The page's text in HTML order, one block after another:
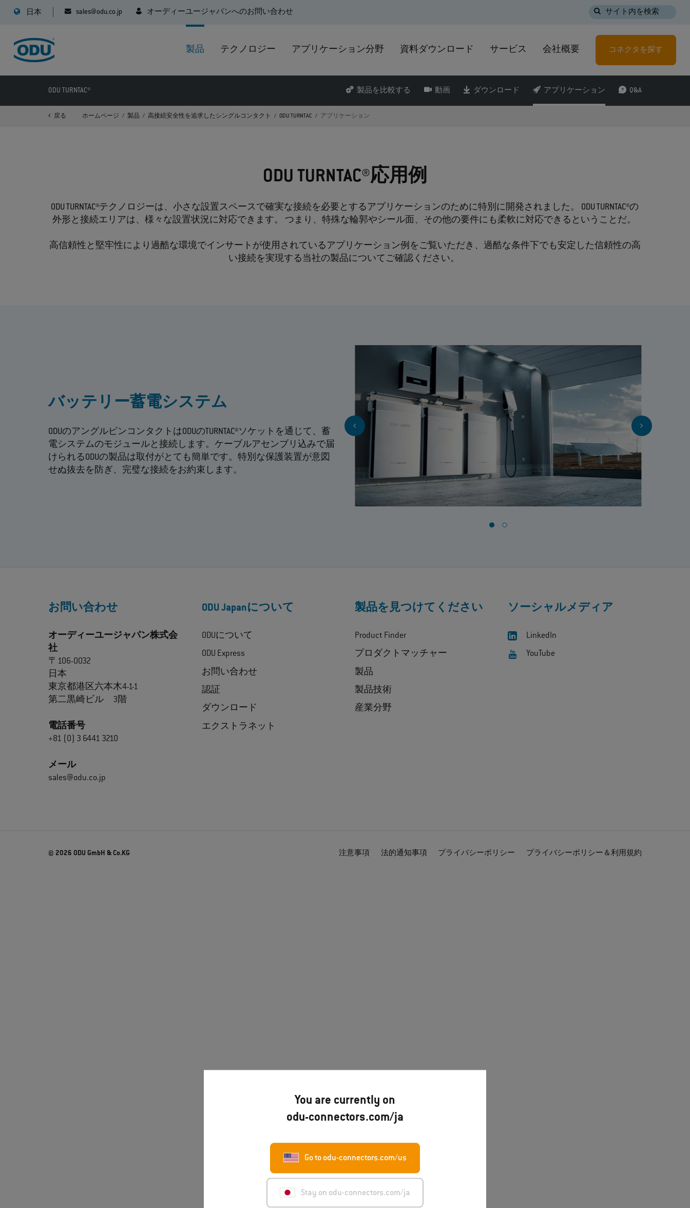
You are currently on
odu-connectors.com/ja
Go to odu-connectors.com/us
Stay on odu-connectors.com/ja
日本 sales@odu.co.jp オーディーユージャパンへのお問い合わせ サイト内を検索
製品 テクノロジー アプリケーション分野 資料ダウンロード サービス 会社概要 コネクタを探す
ODU TURNTAC® 製品を比較する 動画 ダウンロード アプリケーション Q&A
戻る ホームページ 製品 高接続安全性を追求したシングルコンタクト ODU TURNTAC アプリケーション
ODU TURNTAC®応用例
ODU TURNTAC®テクノロジーは、小さな設置スペースで確実な接続を必要とするアプリケーションのために特別に開発されました。 ODU TURNTAC®の
外形と接続エリアは、様々な設置状況に対応できます。 つまり、特殊な輪郭やシール面、その他の要件にも柔軟に対応できるということだ。
高信頼性と堅牢性により過酷な環境でインサートが使用されているアプリケーション例をご覧いただき、過酷な条件下でも安定した信頼性の高
い接続を実現する当社の製品についてご確認ください。
バッテリー蓄電システム
ODUのアングルピンコンタクトはODUのTURNTAC®ソケットを通じて、蓄
電システムのモジュールと接続します。ケーブルアセンブリ込みで届
けられるODUの製品は取付がとても簡単です。特別な保護装置が意図
せぬ抜去を防ぎ、完璧な接続をお約束します。
お問い合わせ
オーディーユージャパン株式会
社
〒106-0032
日本
東京都港区六本木4-1-1
第二黒崎ビル 3階
電話番号
+81 (0) 3 6441 3210
メール
sales@odu.co.jp
ODU Japanについて
ODUについて
ODU Express
お問い合わせ
認証
ダウンロード
エクストラネット
製品を見つけてください
Product Finder
プロダクトマッチャー
製品
製品技術
産業分野
ソーシャルメディア
LinkedIn
YouTube
© 2026 ODU GmbH & Co.KG 注意事項 法的通知事項 プライバシーポリシー プライバシーポリシー＆利用規約